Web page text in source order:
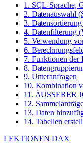
1. SQL-Sprache,
2. Datenauswahl
3.
4. Datenfilterung
5. Verwendung
6.
7. Funktionen der
8.
9. Unteranfragen
10. Kombination
11. ÄUSSERER
12.
13. Daten
14. Tabellen
LEKTIONEN DAX